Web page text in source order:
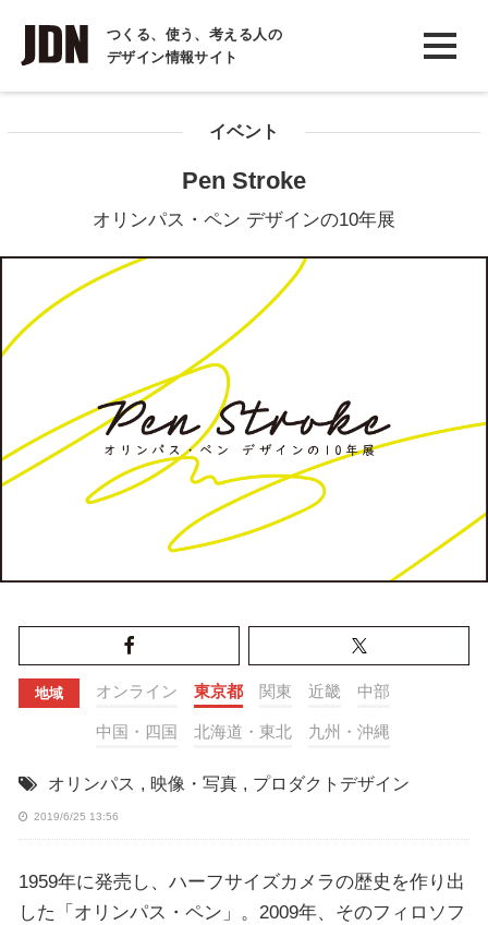
つくる、使う、考える人の
デザイン情報サイト
INTERVIEW
インタビュー
COLUMN
イベント
Pen Stroke
オリンパス・ペン デザインの10年展
地域 オンライン 東京都 関東 近畿 中部
中国・四国 北海道・東北 九州・沖縄
オリンパス , 映像・写真 , プロダクトデザイン
2019/6/25 13:56
1959年に発売し、ハーフサイズカメラの歴史を作り出
した「オリンパス・ペン」。2009年、そのフィロソフ